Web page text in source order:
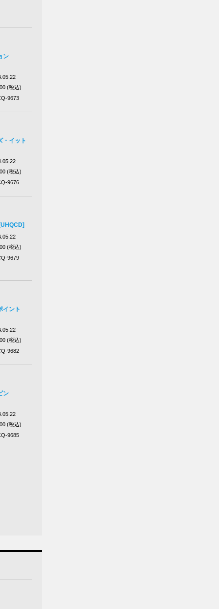
ン
(税込)
9673
・イット
(税込)
9676
(税込)
9679
イント
(税込)
9682
ン
(税込)
9685